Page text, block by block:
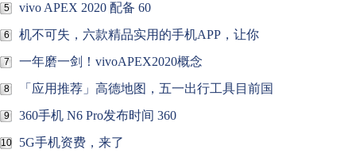
5 vivo APEX 2020 配备 60
6 机不可失，六款精品实用的手机APP，让你
7 一年磨一剑！vivoAPEX2020概念
8 「应用推荐」高德地图，五一出行工具目前国
9 360手机 N6 Pro发布时间 360
10 5G手机资费，来了